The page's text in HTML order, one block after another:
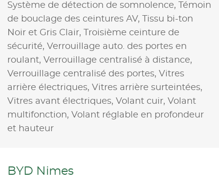
Système de détection de somnolence,
Témoin
de bouclage des ceintures AV,
Tissu bi-ton
Noir et Gris Clair,
Troisième ceinture de
sécurité, Verrouillage auto. des portes en
roulant, Verrouillage centralisé à distance,
Verrouillage centralisé des portes, Vitres
arrière électriques, Vitres arrière surteintées,
Vitres avant électriques, Volant cuir, Volant
multifonction, Volant réglable en profondeur
et hauteur
BYD Nimes